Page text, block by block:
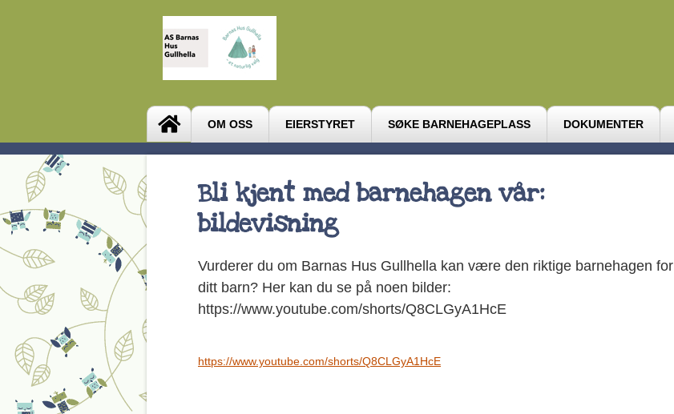
OM OSS EIERSTYRET SØKE BARNEHAGEPLASS DOKUMENTER
Bli kjent med barnehagen vår:
bildevisning
Vurderer du om Barnas Hus Gullhella kan være den riktige barnehagen for
ditt barn? Her kan du se på noen bilder:
https://www.youtube.com/shorts/Q8CLGyA1HcE
https://www.youtube.com/shorts/Q8CLGyA1HcE